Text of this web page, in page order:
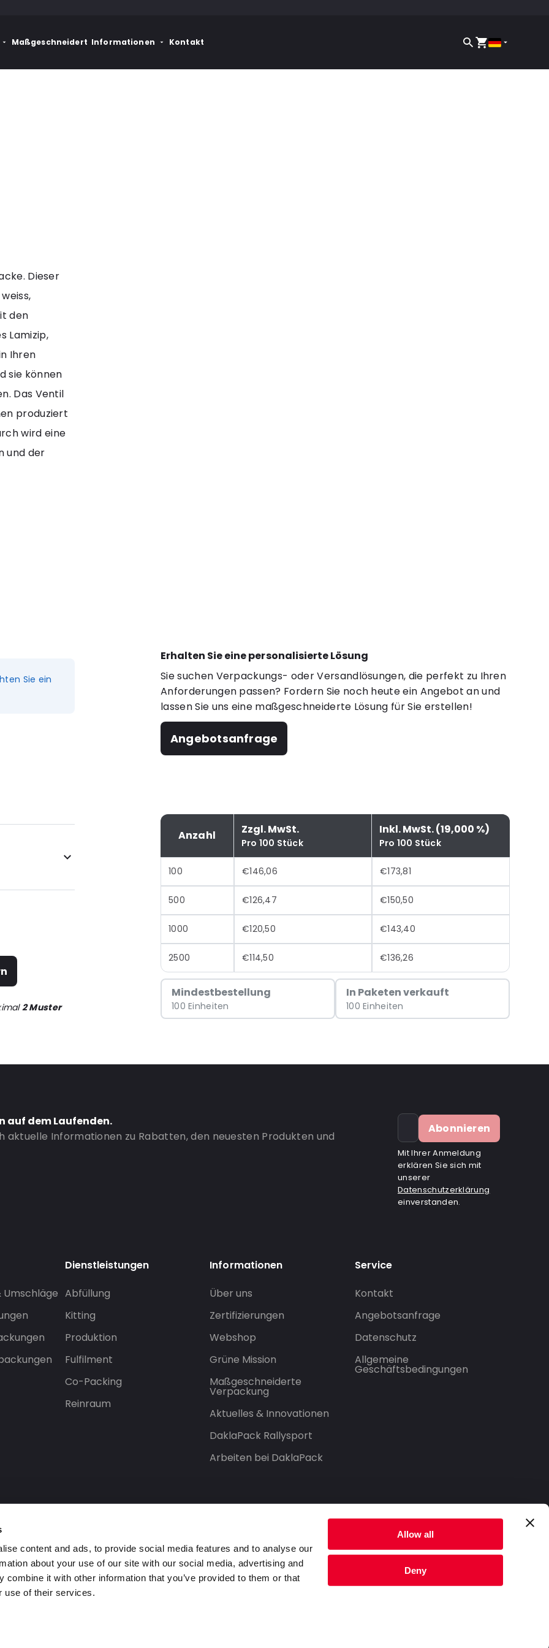
content and ads, to provide social media features and to analyse our
about your use of our site with our social media, advertising and
combine it with other information that you’ve provided to them or that
use of their services.
Allow all
Deny
Maßgeschneidert Informationen Kontakt
Erhalten Sie eine personalisierte Lösung
Sie suchen Verpackungs- oder Versandlösungen, die perfekt zu Ihren
Anforderungen passen? Fordern Sie noch heute ein Angebot an und
lassen Sie uns eine maßgeschneiderte Lösung für Sie erstellen!
Angebotsanfrage
Anzahl Zzgl. MwSt.
Pro 100 Stück
Inkl. MwSt. (19,000 %)
Pro 100 Stück
100 €146,06 €173,81
500 €126,47 €150,50
1000 €120,50 €143,40
2500 €114,50 €136,26
Mindestbestellung
100 Einheiten
In Paketen verkauft
100 Einheiten
Dieser
den
Lamizip,
Ihren
sie können
Das Ventil
produziert
wird eine
und der
Sie ein
2 Muster
auf dem Laufenden.
aktuelle Informationen zu Rabatten, den neuesten Produkten und
Abonnieren
Mit Ihrer Anmeldung
erklären Sie sich mit
unserer
Datenschutzerklärung
einverstanden.
Dienstleistungen
Abfüllung
Kitting
Produktion
Fulfilment
Co-Packing
Reinraum
Informationen
Über uns
Zertifizierungen
Webshop
Grüne Mission
Maßgeschneiderte
Verpackung
Aktuelles & Innovationen
DaklaPack Rallysport
Arbeiten bei DaklaPack
Service
Kontakt
Angebotsanfrage
Datenschutz
Allgemeine
Geschäftsbedingungen